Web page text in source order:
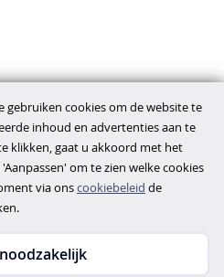
gebruiken cookies om de website te
inhoud en advertenties aan te
klikken, gaat u akkoord met het
om te zien welke cookies
via onscookiebeleid de